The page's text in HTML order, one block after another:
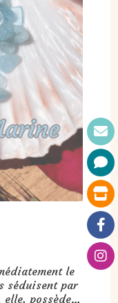
le
séduisent par
possède